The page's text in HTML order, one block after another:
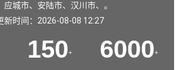
应城市、 安陆市、 汉川市、。
新时间：2026-08-08 12:27
150+ 6000+